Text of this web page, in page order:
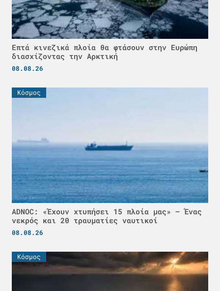
Επτά κινεζικά πλοία θα φτάσουν στην Ευρώπη
διασχίζοντας την Αρκτική
08.08.26
Κόσμος
ADNOC: «Έχουν χτυπήσει 15 πλοία μας» – Ένας
νεκρός και 20 τραυματίες ναυτικοί
08.08.26
Κόσμος